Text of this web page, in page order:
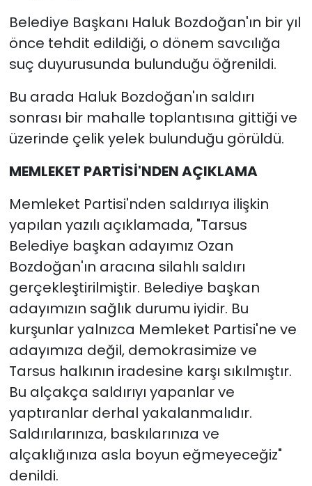
Belediye Başkanı Haluk Bozdoğan'ın bir yıl
önce tehdit edildiği, o dönem savcılığa
suç duyurusunda bulunduğu öğrenildi.
Bu arada Haluk Bozdoğan'ın saldırı
sonrası bir mahalle toplantısına gittiği ve
üzerinde çelik yelek bulunduğu görüldü.
MEMLEKET PARTİSİ'NDEN AÇIKLAMA
Memleket Partisi'nden saldırıya ilişkin
yapılan yazılı açıklamada, "Tarsus
Belediye başkan adayımız Ozan
Bozdoğan'ın aracına silahlı saldırı
gerçekleştirilmiştir. Belediye başkan
adayımızın sağlık durumu iyidir. Bu
kurşunlar yalnızca Memleket Partisi'ne ve
adayımıza değil, demokrasimize ve
Tarsus halkının iradesine karşı sıkılmıştır.
Bu alçakça saldırıyı yapanlar ve
yaptıranlar derhal yakalanmalıdır.
Saldırılarınıza, baskılarınıza ve
alçaklığınıza asla boyun eğmeyeceğiz"
denildi.